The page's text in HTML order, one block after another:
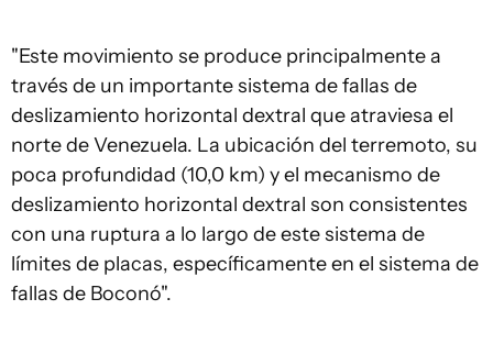
"Este movimiento se produce principalmente a
través de un importante sistema de fallas de
deslizamiento horizontal dextral que atraviesa el
norte de Venezuela. La ubicación del terremoto, su
poca profundidad (10,0 km) y el mecanismo de
deslizamiento horizontal dextral son consistentes
con una ruptura a lo largo de este sistema de
límites de placas, específicamente en el sistema de
fallas de Boconó".